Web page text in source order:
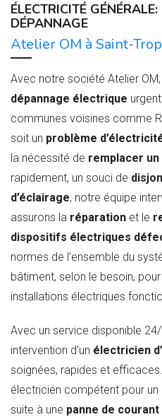
ÉLECTRICITÉ
DÉPANNAGE
Atelier OM à Saint-
Avec notre société Atelier
dépannage électrique
communes voisines comme
soit un problème
la nécessité de remplacer
rapidement, un souci de
d’éclairage, notre équipe
assurons la réparation et le
dispositifs électriques
normes de l’ensemble du
bâtiment, selon le besoin,
installations électriques
Avec un service disponible
intervention d’un électricien
soignées, rapides et
électricien compétent pour un
suite à une panne de courant